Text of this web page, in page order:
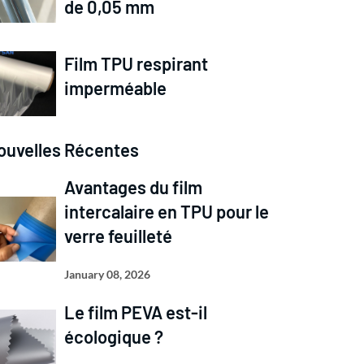
de 0,05 mm
Film TPU respirant
imperméable
Récentes
Avantages du film
intercalaire en TPU pour le
verre feuilleté
January 08, 2026
Le film PEVA est-il
écologique ?